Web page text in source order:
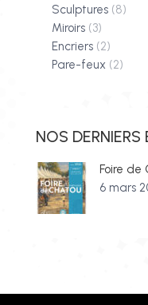
Sculptures (8)
Miroirs (3)
Encriers (2)
Pare-feux (2)
NOS
Foire de
6 mars